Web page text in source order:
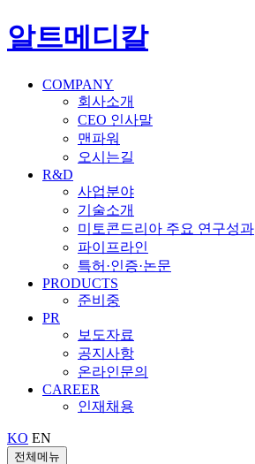
알트메디칼
COMPANY
회사소개
CEO 인사말
맨파워
오시는길
R&D
사업분야
기술소개
미토콘드리아 주요 연구성과
파이프라인
특허·인증·논문
PRODUCTS
준비중
PR
보도자료
공지사항
온라인문의
CAREER
인재채용
KO EN
전체메뉴